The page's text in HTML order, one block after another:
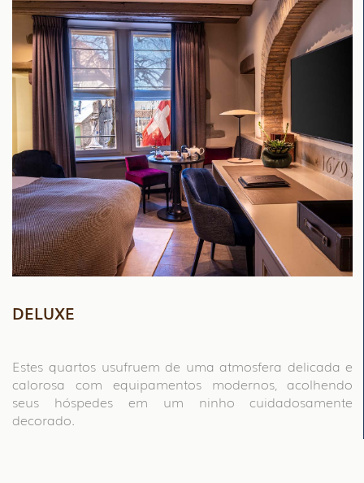
DELUXE
Estes quartos usufruem de uma atmosfera delicada e
calorosa com equipamentos modernos, acolhendo
seus hóspedes em um ninho cuidadosamente
decorado.